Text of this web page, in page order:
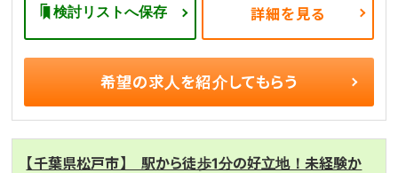
検討リストへ保存 詳細を見る
希望の求人を紹介してもらう
【千葉県松戸市】 駅から徒歩1分の好立地！未経験か